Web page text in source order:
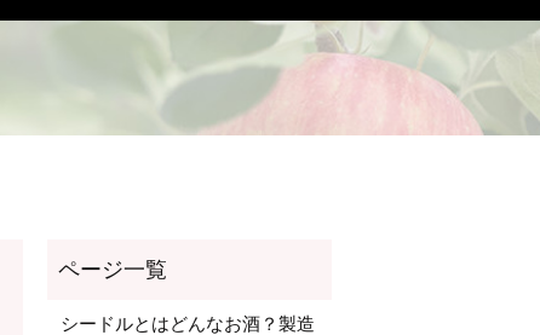
シードルとはどんなお酒？製造